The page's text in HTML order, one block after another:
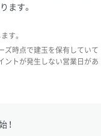
ます。
す。
ズ時点で建玉を保有していて
ントが発生しない営業日があ
！